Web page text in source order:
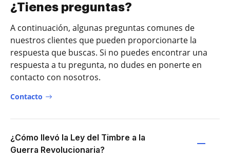
¿Tienes preguntas?
A continuación, algunas preguntas comunes de
nuestros clientes que pueden proporcionarte la
respuesta que buscas. Si no puedes encontrar una
respuesta a tu pregunta, no dudes en ponerte en
contacto con nosotros.
Contacto
¿Cómo llevó la Ley del Timbre a la
Guerra Revolucionaria?